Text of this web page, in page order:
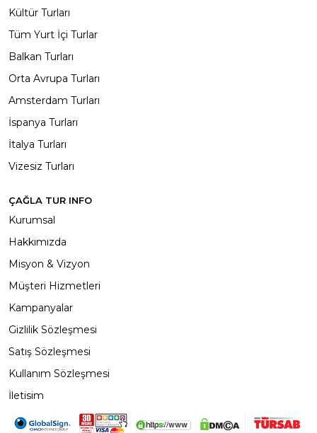
Kültür Turları
Tüm Yurt İçi Turlar
Balkan Turları
Orta Avrupa Turları
Amsterdam Turları
İspanya Turları
İtalya Turları
Vizesiz Turları
ÇAĞLA TUR INFO
Kurumsal
Hakkımızda
Misyon & Vizyon
Müşteri Hizmetleri
Kampanyalar
Gizlilik Sözleşmesi
Satış Sözleşmesi
Kullanım Sözleşmesi
İletisim